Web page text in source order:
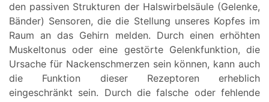
den passiven Strukturen der Halswirbelsäule (Gelenke,
Bänder) Sensoren, die die Stellung unseres Kopfes im
Raum an das Gehirn melden. Durch einen erhöhten
Muskeltonus oder eine gestörte Gelenkfunktion, die
Ursache für Nackenschmerzen sein können, kann auch
die Funktion dieser Rezeptoren erheblich
eingeschränkt sein. Durch die falsche oder fehlende